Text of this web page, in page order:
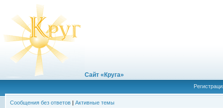
Сайт «Круга»
Сообщения без ответов | Активные темы